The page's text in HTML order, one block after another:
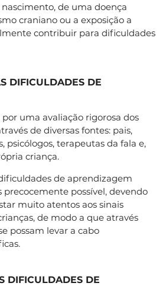
nascimento, de uma doença
craniano ou a exposição a
contribuir para dificuldades
DIFICULDADES DE
uma avaliação rigorosa dos
de diversas fontes: pais,
psicólogos, terapeutas da fala e,
criança.
de aprendizagem
precocemente possível, devendo
muito atentos aos sinais
de modo a que através
possam levar a cabo
DIFICULDADES DE